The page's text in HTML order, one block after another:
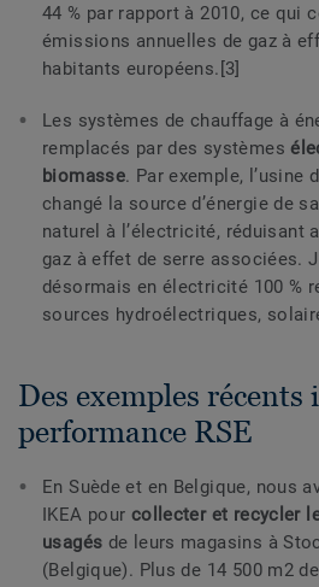
44 % par rapport à 2010, ce qui
émissions annuelles de gaz à
habitants européens.[3]
Les systèmes de chauffage à
remplacés par des systèmes
biomasse. Par exemple, l’usine
changé la source d’énergie de
naturel à l’électricité, réduisant
gaz à effet de serre associées.
désormais en électricité 100 %
sources hydroélectriques,
Des exemples
performance RSE
En Suède et en Belgique, nous
IKEA pour collecter et recycler
usagés de leurs magasins à
(Belgique). Plus de 14 500 m2